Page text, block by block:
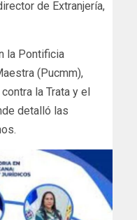
de Extranjería,
la Pontificia
(Pucmm),
la Trata y el
detalló las